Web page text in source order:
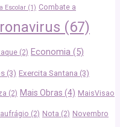
Escolar (1) Combate a
(67)
(2) Economia (5)
(3) Exercita Santana (3)
(2) Mais Obras (4) MaisVisao
(2) Nota (2) Novembro